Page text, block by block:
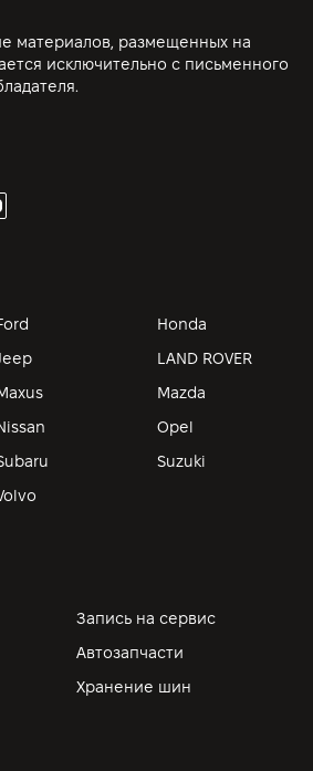
материалов, размещенных на
исключительно с письменного
Honda
LAND ROVER
Mazda
Opel
Suzuki
Запись на сервис
Автозапчасти
Хранение шин